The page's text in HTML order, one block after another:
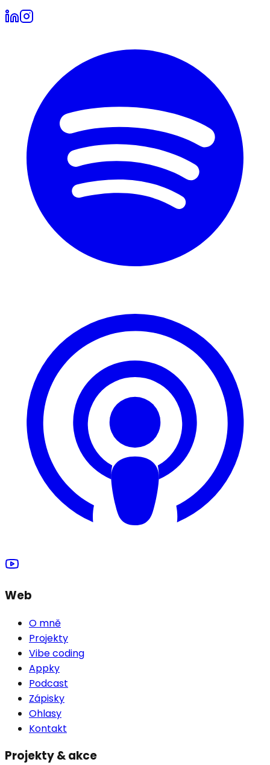
Web
O mně
Projekty
Vibe coding
Appky
Podcast
Zápisky
Ohlasy
Kontakt
Projekty & akce